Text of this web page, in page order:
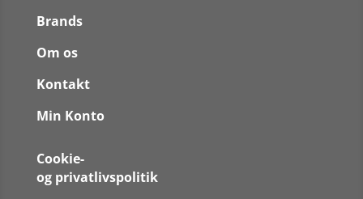
Brands
Om os
Kontakt
Min Konto
Cookie-
og privatlivspolitik